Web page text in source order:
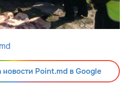
Point.md в Google